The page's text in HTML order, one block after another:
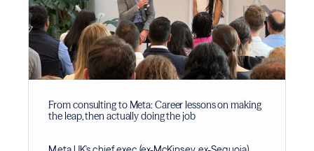
From consulting to Meta: Career lessons on making
the leap, then actually doing the job